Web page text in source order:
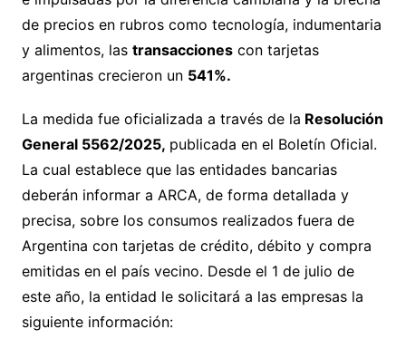
de precios en rubros como tecnología, indumentaria
y alimentos, las transaccionescon tarjetas
argentinas crecieron un 541%.
La medida fue oficializada a través de la Resolución
General 5562/2025, publicada en el Boletín Oficial.
La cual establece que las entidades bancarias
deberán informar a ARCA, de forma detallada y
precisa, sobre los consumos realizados fuera de
Argentina con tarjetas de crédito, débito y compra
emitidas en el país vecino. Desde el 1 de julio de
este año, la entidad le solicitará a las empresas la
siguiente información: